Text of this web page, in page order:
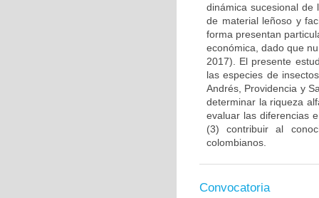
dinámica sucesional de
de material leñoso y
forma presentan
económica, dado que
2017). El presente
las especies de
Andrés, Providencia y
determinar la riqueza
evaluar las diferencias
(3) contribuir al
colombianos.
Convocatoria